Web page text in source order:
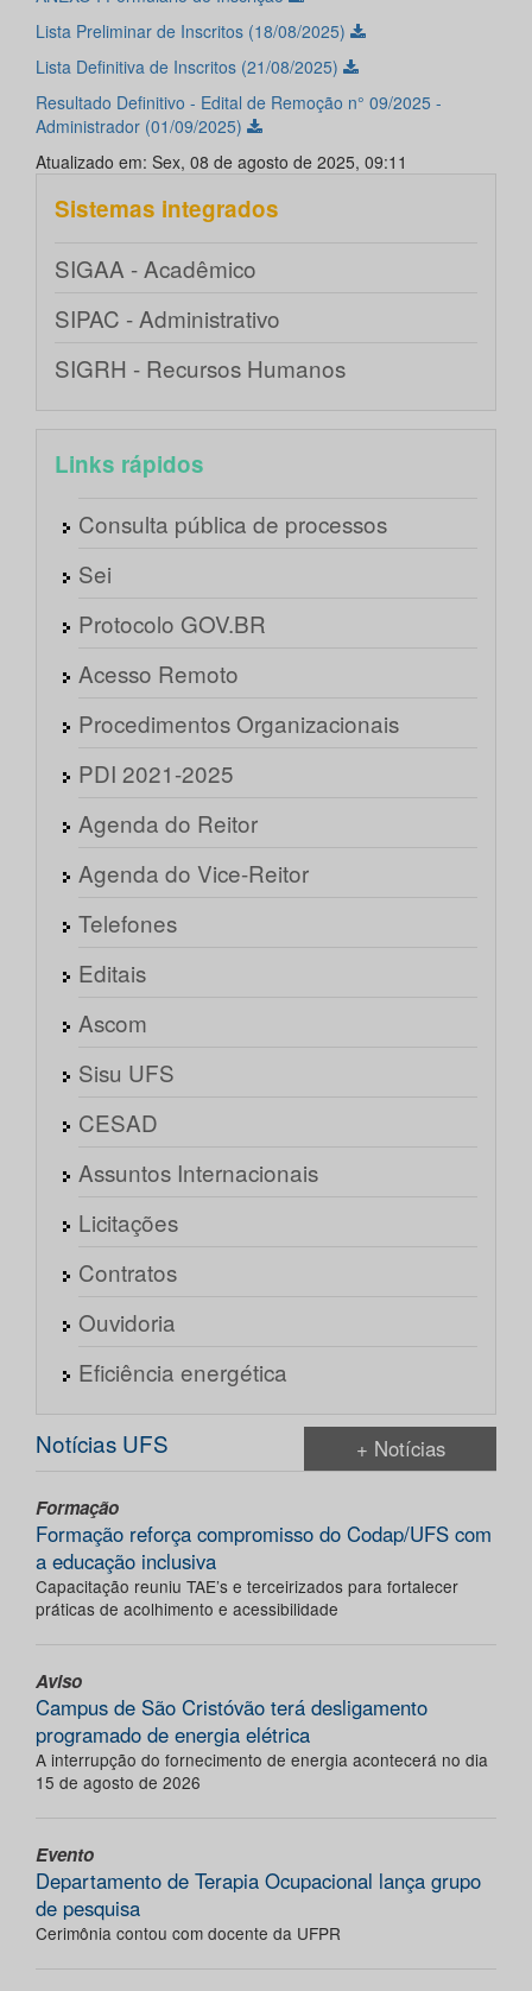
Lista Preliminar de Inscritos (18/08/2025)
Lista Definitiva de Inscritos (21/08/2025)
Resultado Definitivo - Edital de Remoção n° 09/2025 -
Administrador (01/09/2025)
Atualizado em: Sex, 08 de agosto de 2025, 09:11
Sistemas integrados
SIGAA - Acadêmico
SIPAC - Administrativo
SIGRH - Recursos Humanos
Links rápidos
Consulta pública de processos
Sei
Protocolo GOV.BR
Acesso Remoto
Procedimentos Organizacionais
PDI 2021-2025
Agenda do Reitor
Agenda do Vice-Reitor
Telefones
Editais
Ascom
Sisu UFS
CESAD
Assuntos Internacionais
Licitações
Contratos
Ouvidoria
Eficiência energética
Notícias UFS + Notícias
Formação
Formação reforça compromisso do Codap/UFS com
a educação inclusiva
Capacitação reuniu TAE’s e terceirizados para fortalecer
práticas de acolhimento e acessibilidade
Aviso
Campus de São Cristóvão terá desligamento
programado de energia elétrica
A interrupção do fornecimento de energia acontecerá no dia
15 de agosto de 2026
Evento
Departamento de Terapia Ocupacional lança grupo
de pesquisa
Cerimônia contou com docente da UFPR